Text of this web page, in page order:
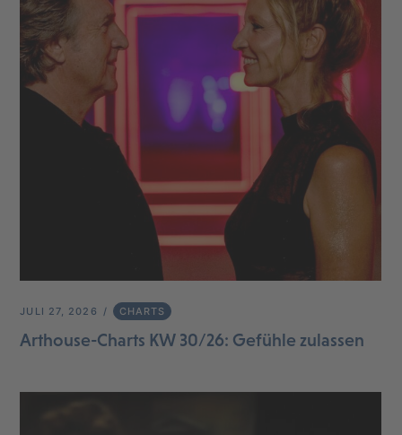
JULI 27, 2026 CHARTS
Arthouse-Charts KW 30/26: Gefühle zulassen